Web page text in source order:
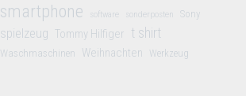
smartphone software sonderposten Sony
spielzeug Tommy Hilfiger t shirt
Waschmaschinen Weihnachten Werkzeug